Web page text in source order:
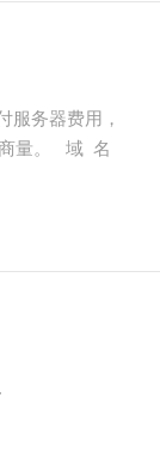
服务器费用，
商量。 域 名